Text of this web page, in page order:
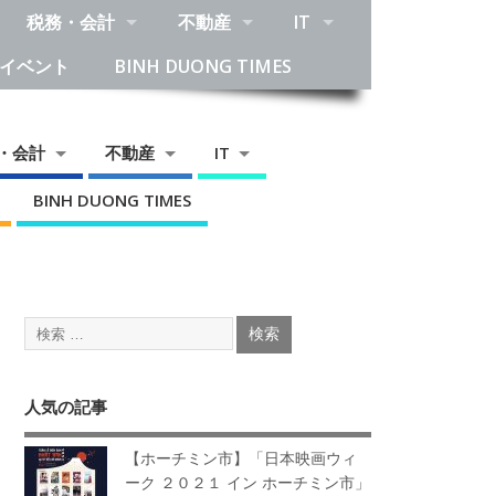
税務・会計 不動産
IT
ベント
BINH DUONG TIMES
会計 不動産 IT
BINH DUONG TIMES
人気の記事
【ホーチミン市】「日本映画ウィ
ーク ２０２１ イン ホーチミン市」